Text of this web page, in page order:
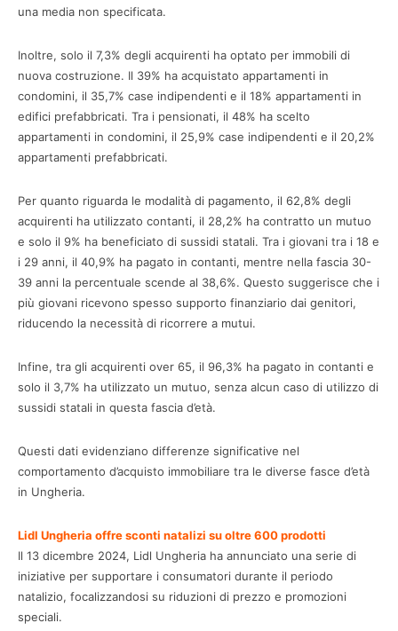
una media non specificata.
Inoltre, solo il 7,3% degli acquirenti ha optato per immobili di
nuova costruzione. Il 39% ha acquistato appartamenti in
condomini, il 35,7% case indipendenti e il 18% appartamenti in
edifici prefabbricati. Tra i pensionati, il 48% ha scelto
appartamenti in condomini, il 25,9% case indipendenti e il 20,2%
appartamenti prefabbricati.
Per quanto riguarda le modalità di pagamento, il 62,8% degli
acquirenti ha utilizzato contanti, il 28,2% ha contratto un mutuo
e solo il 9% ha beneficiato di sussidi statali. Tra i giovani tra i 18 e
i 29 anni, il 40,9% ha pagato in contanti, mentre nella fascia 30-
39 anni la percentuale scende al 38,6%. Questo suggerisce che i
più giovani ricevono spesso supporto finanziario dai genitori,
riducendo la necessità di ricorrere a mutui.
Infine, tra gli acquirenti over 65, il 96,3% ha pagato in contanti e
solo il 3,7% ha utilizzato un mutuo, senza alcun caso di utilizzo di
sussidi statali in questa fascia d’età.
Questi dati evidenziano differenze significative nel
comportamento d’acquisto immobiliare tra le diverse fasce d’età
in Ungheria.
Lidl Ungheria offre sconti natalizi su oltre 600 prodotti
Il 13 dicembre 2024, Lidl Ungheria ha annunciato una serie di
iniziative per supportare i consumatori durante il periodo
natalizio, focalizzandosi su riduzioni di prezzo e promozioni
speciali.